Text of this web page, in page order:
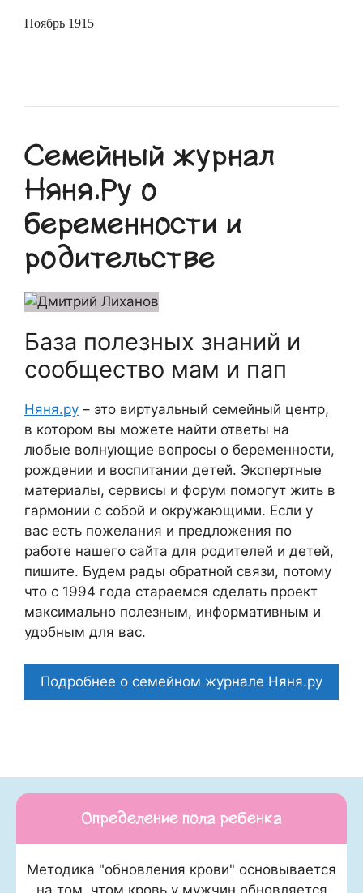
Ноябрь 1915
Семейный журнал
Няня.Ру о
беременности и
родительстве
База полезных знаний и
сообщество мам и пап
Няня.ру – это виртуальный семейный центр,
в котором вы можете найти ответы на
любые волнующие вопросы о беременности,
рождении и воспитании детей. Экспертные
материалы, сервисы и форум помогут жить в
гармонии с собой и окружающими. Если у
вас есть пожелания и предложения по
работе нашего сайта для родителей и детей,
пишите. Будем рады обратной связи, потому
что c 1994 года стараемся сделать проект
максимально полезным, информативным и
удобным для вас.
Подробнее о семейном журнале Няня.ру
Определение пола ребенка
Методика "обновления крови" основывается
на том, чтом кровь у мужчин обновляется